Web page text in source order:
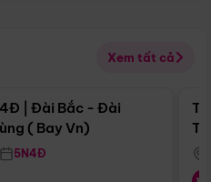
Xem tất cả
Điểm nổi bật
| Đài Bắc - Đài
( Bay Vn)
5N4Đ